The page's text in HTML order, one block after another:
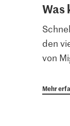
Was
den
von
Mehr